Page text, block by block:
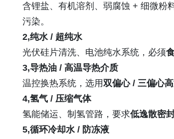
含锂盐、有机溶剂、弱腐蚀 + 细微粉
污染。
2,纯水 / 超纯水
光伏硅片清洗、电池纯水系统，必须
3,导热油 / 高温导热介质
温控换热系统，选用双偏心 / 三偏心
4,氢气 / 压缩气体
氢能储运、制氢管路，要求低逸散密
5,循环冷却水 / 防冻液